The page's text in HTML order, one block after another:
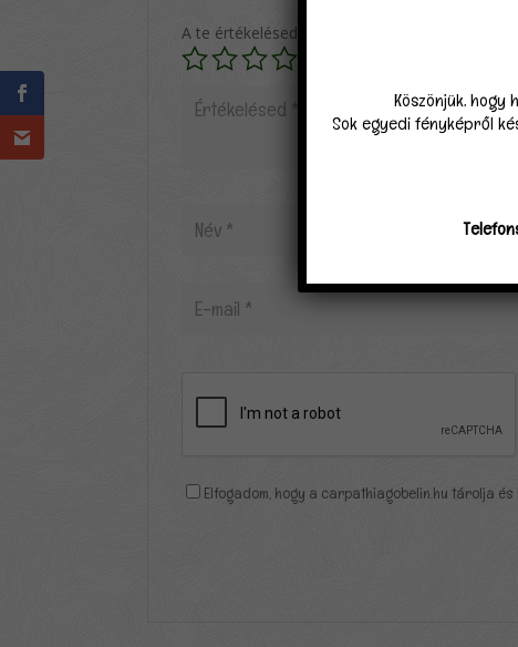
A te értékelésed
Elfogadom, hogy a carpathiagobelin.hu tárolja
Köszönjük, hogy
Sok egyedi fényképről